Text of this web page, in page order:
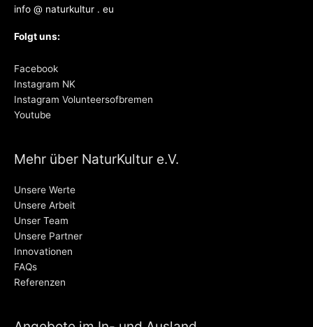
info @ naturkultur . eu
Folgt uns:
Facebook
Instagram NK
Instagram Volunteersofbremen
Youtube
Mehr über NaturKultur e.V.
Unsere Werte
Unsere Arbeit
Unser Team
Unsere Partner
Innovationen
FAQs
Referenzen